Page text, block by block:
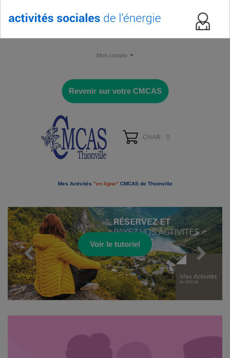
Mon compte
Revenir sur votre CMCAS
CHAR: 0
Mes Activités "en ligne" CMCAS de Thionville
Voir le tutoriel